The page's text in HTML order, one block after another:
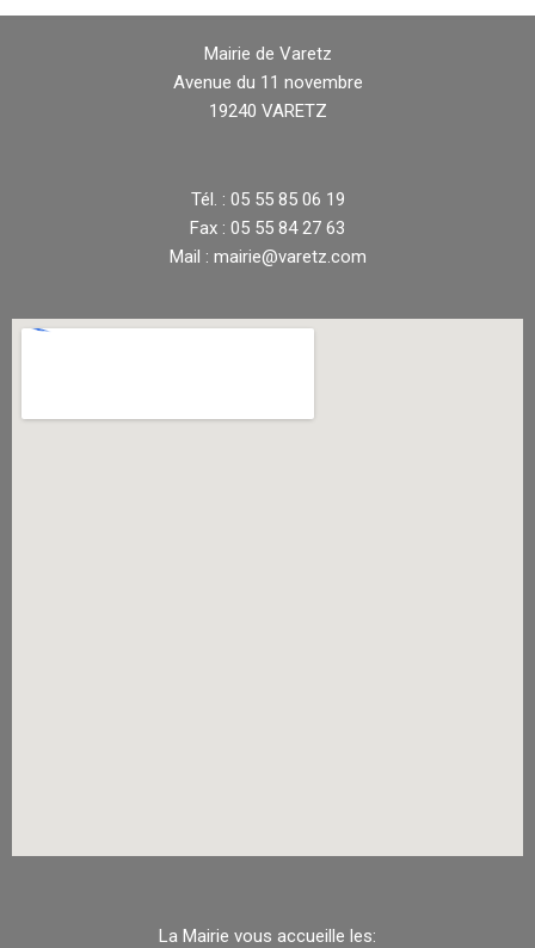
Mairie de Varetz
Avenue du 11 novembre
19240 VARETZ
Tél. : 05 55 85 06 19
Fax : 05 55 84 27 63
Mail : mairie@varetz.com
La Mairie vous accueille les: